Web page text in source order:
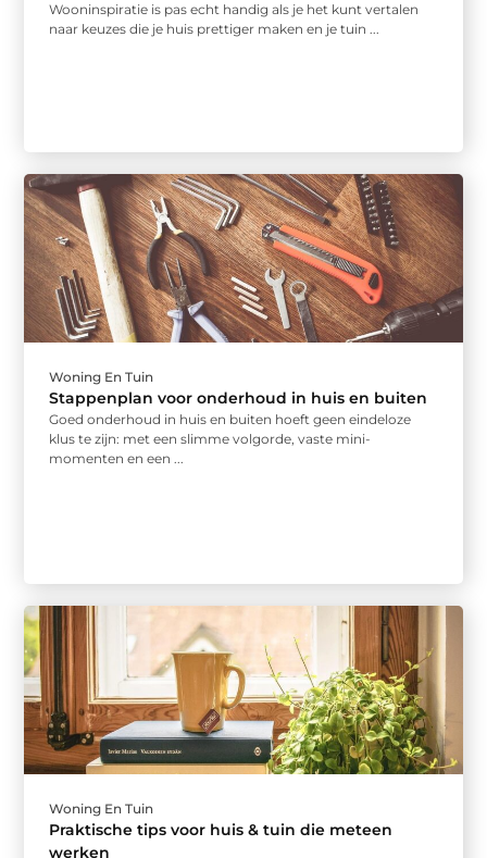
Wooninspiratie is pas echt handig als je het kunt vertalen
naar keuzes die je huis prettiger maken en je tuin ...
Woning En Tuin
Stappenplan voor onderhoud in huis en buiten
Goed onderhoud in huis en buiten hoeft geen eindeloze
klus te zijn: met een slimme volgorde, vaste mini-
momenten en een ...
Woning En Tuin
Praktische tips voor huis & tuin die meteen
werken